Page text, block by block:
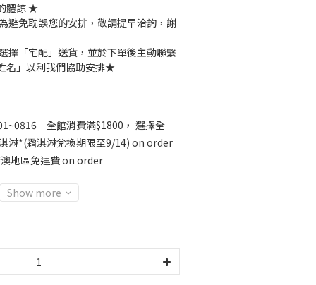
體諒 ★
避免耽誤您的安排，敬請提早洽詢，謝
擇「宅配」送貨，並於下單後主動聯繫
名」以利我們協助安排★
｜全館消費滿$1800， 選擇全
淋*(霜淇淋兌換期限至9/14) on order
地區免運費 on order
Show more